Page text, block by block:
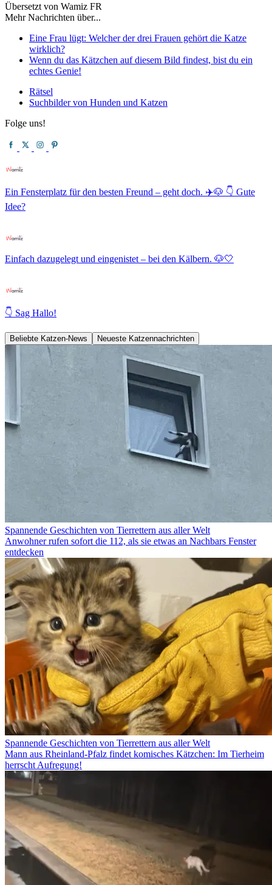
Übersetzt von Wamiz FR
Mehr Nachrichten über...
Eine Frau lügt: Welcher der drei Frauen gehört die Katze
wirklich?
Wenn du das Kätzchen auf diesem Bild findest, bist du ein
echtes Genie!
Rätsel
Suchbilder von Hunden und Katzen
Folge uns!
Ein Fensterplatz für den besten Freund – geht doch. ✈️🐶 👇 Gute
Idee?
Einfach dazugelegt und eingenistet – bei den Kälbern. 🐶🤍
👇 Sag Hallo!
Beliebte Katzen-News Neueste Katzennachrichten
Spannende Geschichten von Tierrettern aus aller Welt
Anwohner rufen sofort die 112, als sie etwas an Nachbars Fenster
entdecken
Spannende Geschichten von Tierrettern aus aller Welt
Mann aus Rheinland-Pfalz findet komisches Kätzchen: Im Tierheim
herrscht Aufregung!